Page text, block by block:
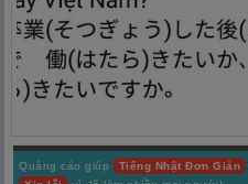
Quảng cáo giúp Tiếng Nhật Đơn Giản